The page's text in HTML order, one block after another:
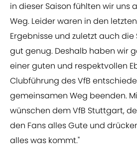
in dieser Saison fühlten wir uns
Weg. Leider waren in den
Ergebnisse und zuletzt auch
gut genug. Deshalb haben wir
einer guten und respektvollen
Clubführung des VfB
gemeinsamen Weg beenden.
wünschen dem VfB Stuttgart,
den Fans alles Gute und
alles was kommt."